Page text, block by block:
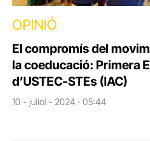
OPINIÓ
El compromís del
la coeducació: Primera
d’USTEC-STEs (IAC)
10 - juliol - 2024 · 05:44